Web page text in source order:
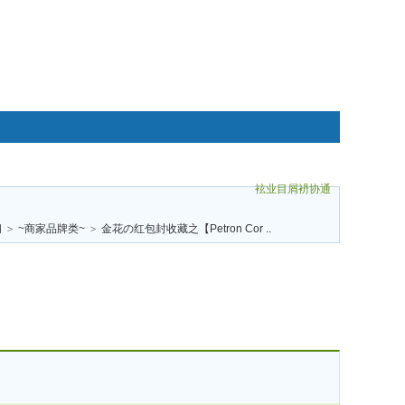
袨业目屑袇协通
> ~商家品牌类~ > 金花の红包封收藏之【Petron Cor ..